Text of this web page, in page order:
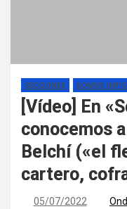
SECCIONES SOMOS
[Vídeo] En
conocemos
Belchí («el
cartero,
05/07/2022